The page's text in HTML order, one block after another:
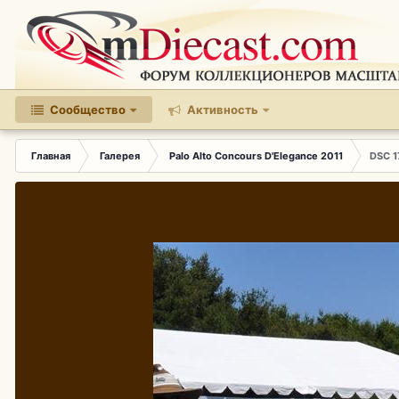
Сообщество Активность
Главная Галерея Palo Alto Concours D'Elegance 2011 DSC